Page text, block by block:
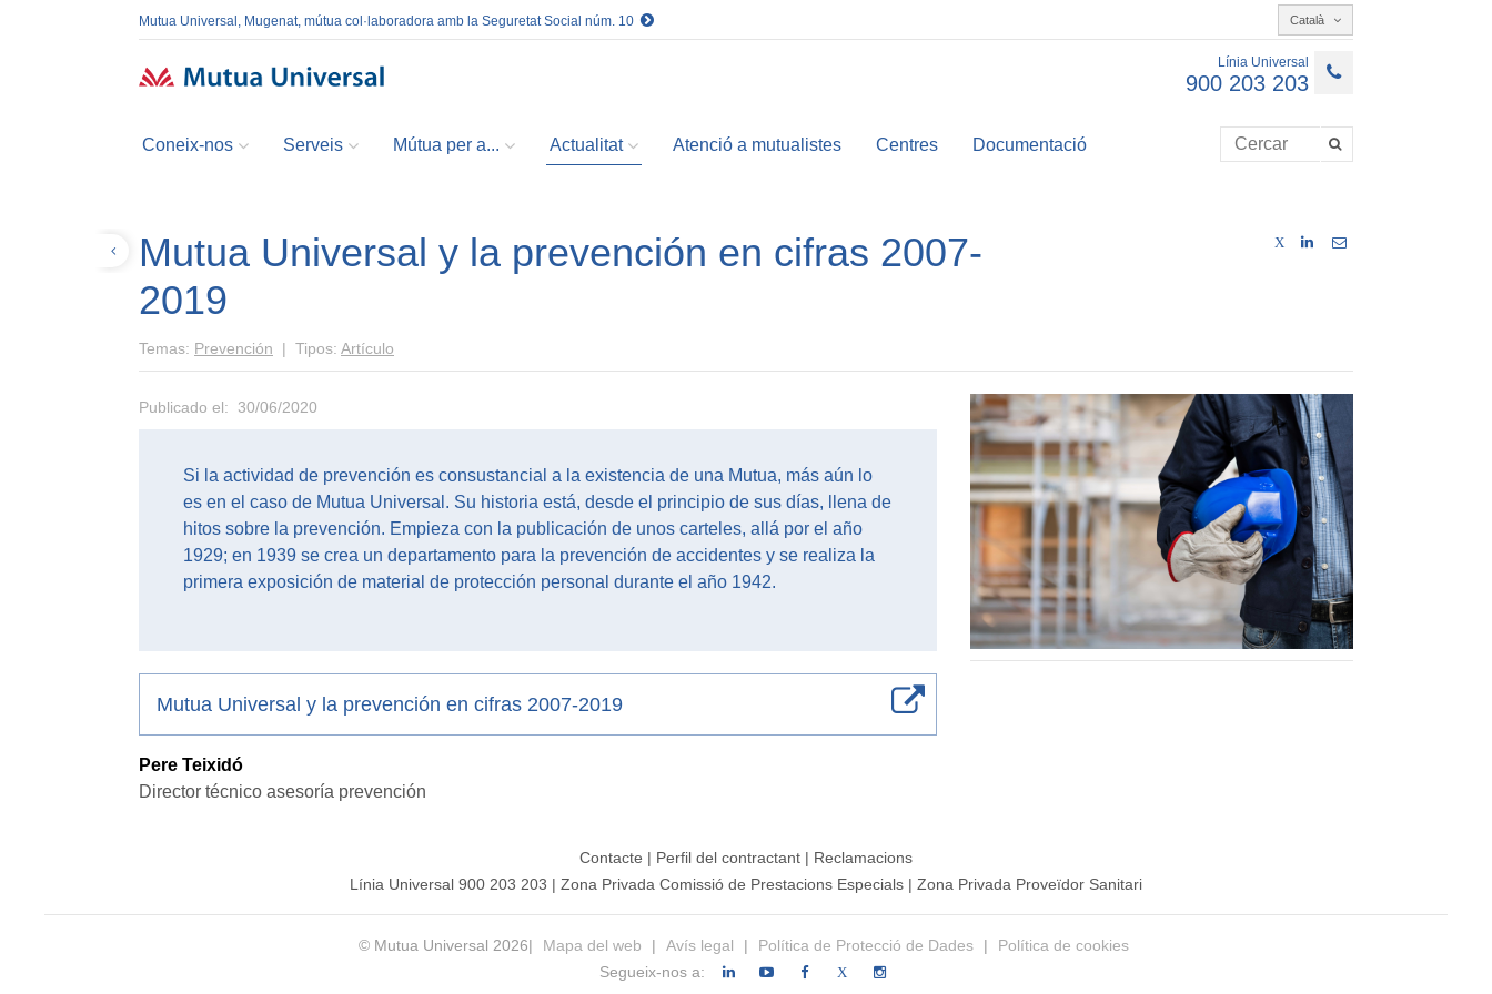
Mutua Universal, Mugenat, mútua col·laboradora amb la Seguretat Social núm. 10 Català
Línia Universal
900 203 203
Coneix-nos Serveis Mútua per a... Actualitat Atenció a mutualistes Centres Documentació
X
Mutua Universal y la prevención en cifras 2007-
2019
Temas: Prevención | Tipos: Artículo
Publicado el: 30/06/2020
Si la actividad de prevención es consustancial a la existencia de una Mutua, más aún lo
es en el caso de Mutua Universal. Su historia está, desde el principio de sus días, llena de
hitos sobre la prevención. Empieza con la publicación de unos carteles, allá por el año
1929; en 1939 se crea un departamento para la prevención de accidentes y se realiza la
primera exposición de material de protección personal durante el año 1942.
Mutua Universal y la prevención en cifras 2007-2019
Pere Teixidó
Director técnico asesoría prevención
Contacte | Perfil del contractant | Reclamacions
Línia Universal 900 203 203 | Zona Privada Comissió de Prestacions Especials | Zona Privada Proveïdor Sanitari
© Mutua Universal 2026| Mapa del web | Avís legal | Política de Protecció de Dades |
Política de cookies
Segueix-nos a:
X